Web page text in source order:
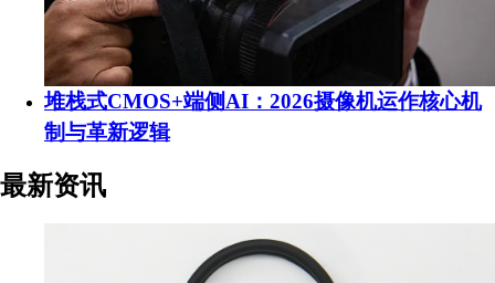
堆栈式CMOS+端侧AI：2026摄像机运作核心机
制与革新逻辑
最新资讯